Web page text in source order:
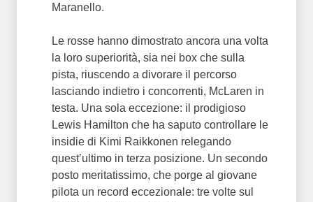
Maranello.
Le rosse hanno dimostrato ancora una volta
la loro superiorità, sia nei box che sulla
pista, riuscendo a divorare il percorso
lasciando indietro i concorrenti, McLaren in
testa. Una sola eccezione: il prodigioso
Lewis Hamilton che ha saputo controllare le
insidie di Kimi Raikkonen relegando
quest’ultimo in terza posizione. Un secondo
posto meritatissimo, che porge al giovane
pilota un record eccezionale: tre volte sul